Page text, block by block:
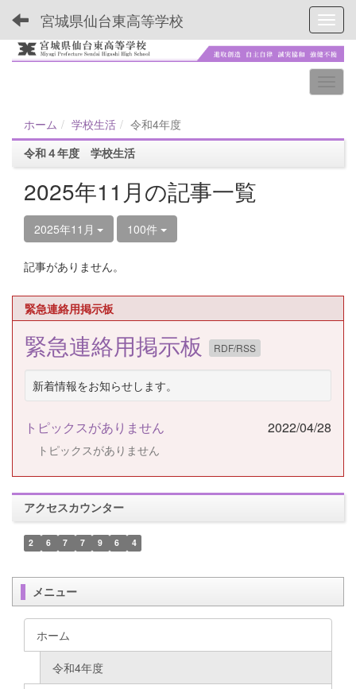
宮城県仙台東高等学校
ホーム 学校生活
令和4年度
令和４年度 学校生活
2025年11月の記事一覧
2025年11月 100件
記事がありません。
緊急連絡用掲示板
緊急連絡用掲示板 RDF/RSS
新着情報をお知らせします。
トピックスがありません 2022/04/28
トピックスがありません
アクセスカウンター
2 6 7 7 9 6 4
メニュー
ホーム
令和4年度